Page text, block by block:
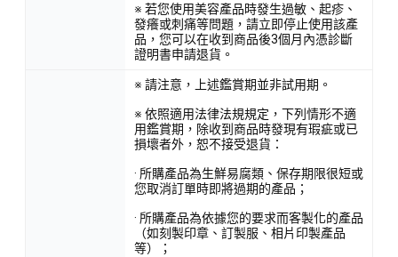
※ 若您使用美容產品時發生過敏、起疹、
發癢或刺痛等問題，請立即停止使用該產
品，您可以在收到商品後3個月內憑診斷
證明書申請退貨。
※ 請注意，上述鑑賞期並非試用期。
※ 依照適用法律法規規定，下列情形不適
用鑑賞期，除收到商品時發現有瑕疵或已
損壞者外，恕不接受退貨：
· 所購產品為生鮮易腐類、保存期限很短或
您取消訂單時即將過期的產品；
· 所購產品為依據您的要求而客製化的產品
（如刻製印章、訂製服、相片印製產品
等）；